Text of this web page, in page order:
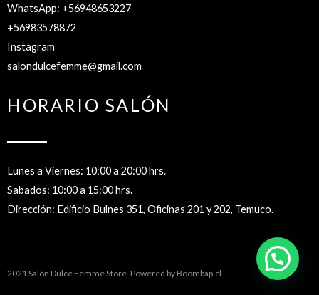
WhatsApp: +56948653227
+56983578872
Instagram
salondulcefemme@gmail.com
HORARIO SALÓN
Lunes a Viernes: 10:00 a 20:00 hrs.
Sabados: 10:00 a 15:00 hrs.
Dirección: Edificio Bulnes 351, Oficinas 201 y 202, Temuco.
2021 Salón Dulce Femme Store. Powered by Boombap.cl